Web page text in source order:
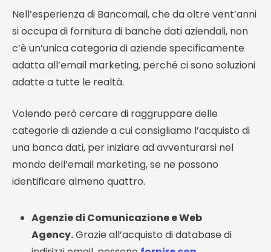
Nell’esperienza di Bancomail, che da oltre vent’anni
si occupa di fornitura di banche dati aziendali, non
c’è un’unica categoria di aziende specificamente
adatta all’email marketing, perché ci sono soluzioni
adatte a tutte le realtà.
Volendo però cercare di raggruppare delle
categorie di aziende a cui consigliamo l’acquisto di
una banca dati, per iniziare ad avventurarsi nel
mondo dell’email marketing, se ne possono
identificare almeno quattro.
Agenzie di Comunicazione e Web
Agency.Grazie all’acquisto di database di